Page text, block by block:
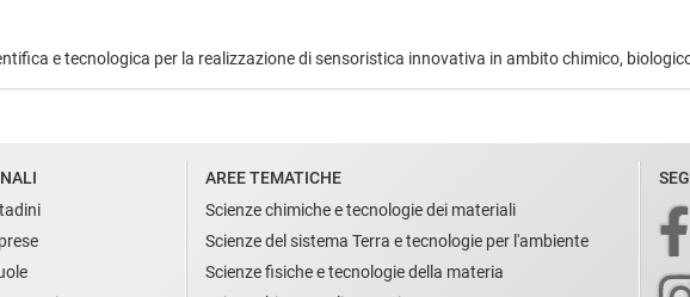
e tecnologica per la realizzazione di sensoristica innovativa in ambito chimico,
AREE TEMATICHE
Scienze chimiche e tecnologie dei materiali
Scienze del sistema Terra e tecnologie per l'ambiente
Scienze fisiche e tecnologie della materia